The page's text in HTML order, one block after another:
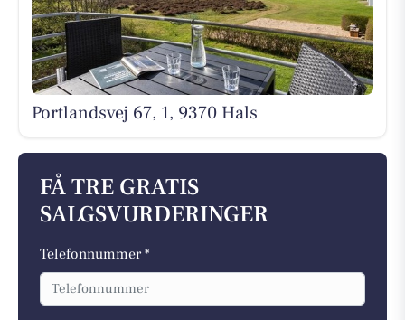
Portlandsvej 67, 1, 9370 Hals
FÅ TRE GRATIS
SALGSVURDERINGER
Telefonnummer *